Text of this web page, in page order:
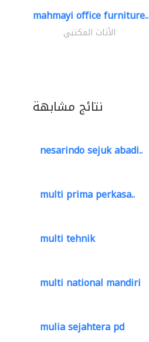
mahmayi office furniture..
الأثاث المكتبي
نتائج مشابهة
nesarindo sejuk abadi..
multi prima perkasa..
multi tehnik
multi national mandiri
mulia sejahtera pd